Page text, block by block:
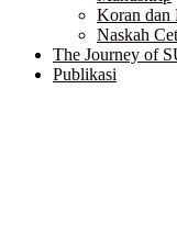
Koran dan
Naskah
The Journey of
Publikasi